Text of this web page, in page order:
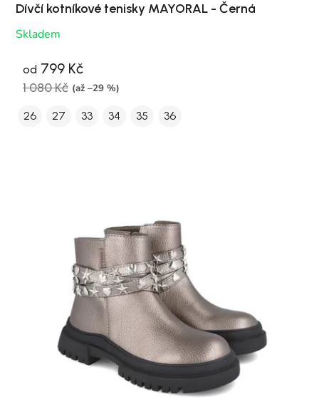
Dívčí kotníkové tenisky MAYORAL - Černá
Skladem
od 799 Kč
1 080 Kč (až –29 %)
26 27 33 34 35 36